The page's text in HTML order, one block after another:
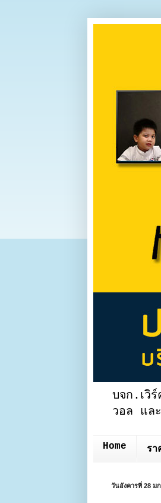
บจก.เวิ
วอล แล
Home รา
วันอังคารที่ 28 ม